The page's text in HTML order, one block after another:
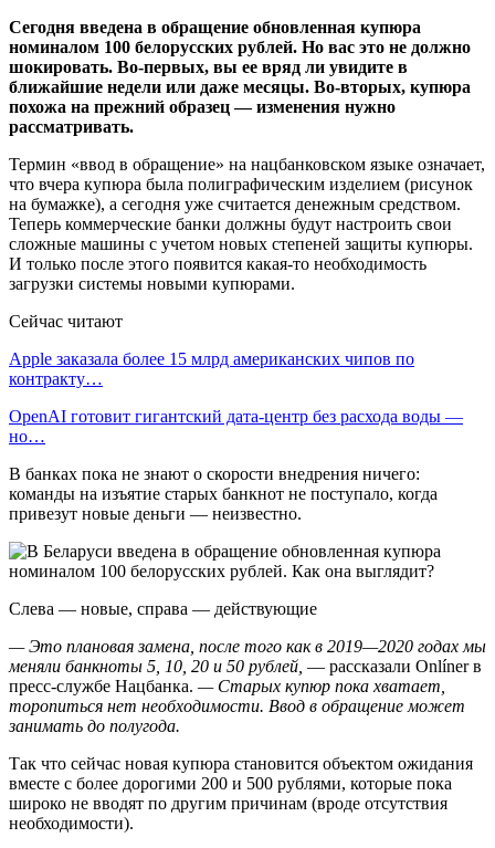
Сегодня введена в обращение обновленная купюра
номиналом 100 белорусских рублей. Но вас это не должно
шокировать. Во-первых, вы ее вряд ли увидите в
ближайшие недели или даже месяцы. Во-вторых, купюра
похожа на прежний образец — изменения нужно
рассматривать.
Термин «ввод в обращение» на нацбанковском языке означает,
что вчера купюра была полиграфическим изделием (рисунок
на бумажке), а сегодня уже считается денежным средством.
Теперь коммерческие банки должны будут настроить свои
сложные машины с учетом новых степеней защиты купюры.
И только после этого появится какая-то необходимость
загрузки системы новыми купюрами.
Сейчас читают
Apple заказала более 15 млрд американских чипов по
контракту…
OpenAI готовит гигантский дата-центр без расхода воды —
но…
В банках пока не знают о скорости внедрения ничего:
команды на изъятие старых банкнот не поступало, когда
привезут новые деньги — неизвестно.
Слева — новые, справа — действующие
— Это плановая замена, после того как в 2019—2020 годах мы
меняли банкноты 5, 10, 20 и 50 рублей, — рассказали Onlíner в
пресс-службе Нацбанка. — Старых купюр пока хватает,
торопиться нет необходимости. Ввод в обращение может
занимать до полугода.
Так что сейчас новая купюра становится объектом ожидания
вместе с более дорогими 200 и 500 рублями, которые пока
широко не вводят по другим причинам (вроде отсутствия
необходимости).